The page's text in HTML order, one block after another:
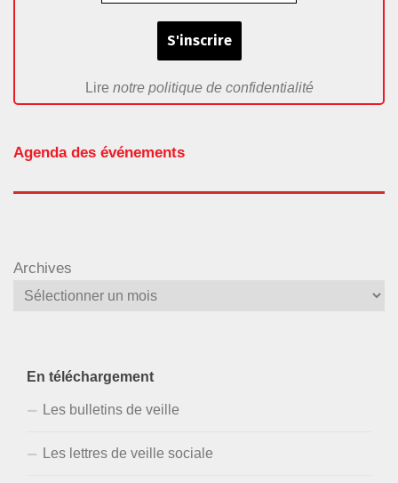
Lire notre politique de confidentialité
Agenda des événements
Archives
En téléchargement
Les bulletins de veille
Les lettres de veille sociale